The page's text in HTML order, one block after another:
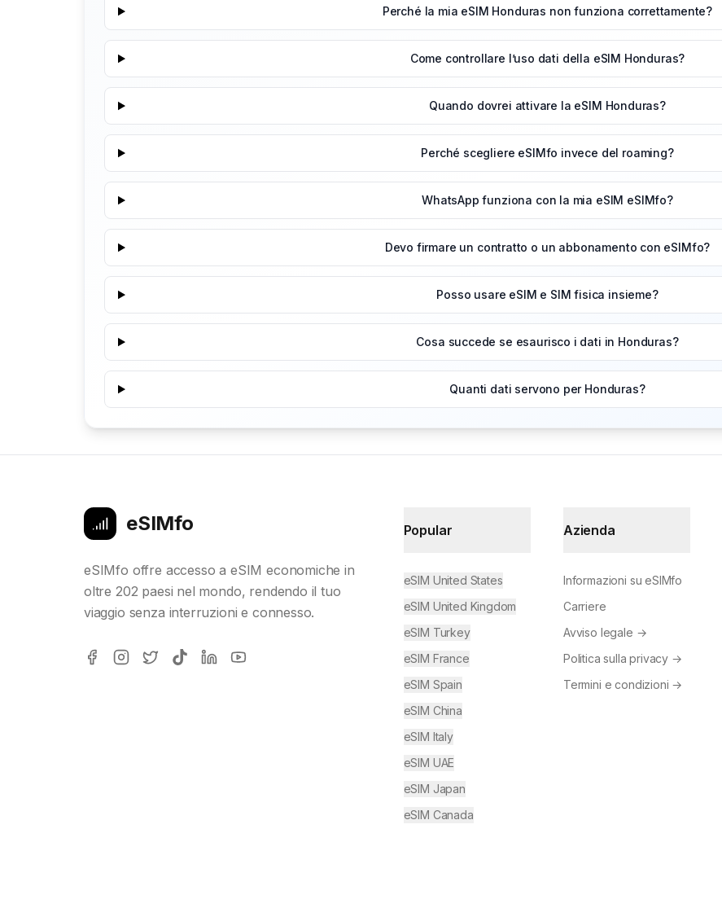
Perché la mia eSIM Honduras non funziona correttamente?
Come controllare l’uso dati della eSIM Honduras?
Quando dovrei attivare la eSIM Honduras?
Perché scegliere eSIMfo invece del roaming?
WhatsApp funziona con la mia eSIM eSIMfo?
Devo firmare un contratto o un abbonamento con eSIMfo?
Posso usare eSIM e SIM fisica insieme?
Cosa succede se esaurisco i dati in Honduras?
Quanti dati servono per Honduras?
eSIMfo
eSIMfo offre accesso a eSIM economiche in
oltre 202 paesi nel mondo, rendendo il tuo
viaggio senza interruzioni e connesso.
Popular
eSIM United States
eSIM United Kingdom
eSIM Turkey
eSIM France
eSIM Spain
eSIM China
eSIM Italy
eSIM UAE
eSIM Japan
eSIM Canada
Azienda
Informazioni su eSIMfo
Carriere
Avviso legale →
Politica sulla privacy →
Termini e condizioni →